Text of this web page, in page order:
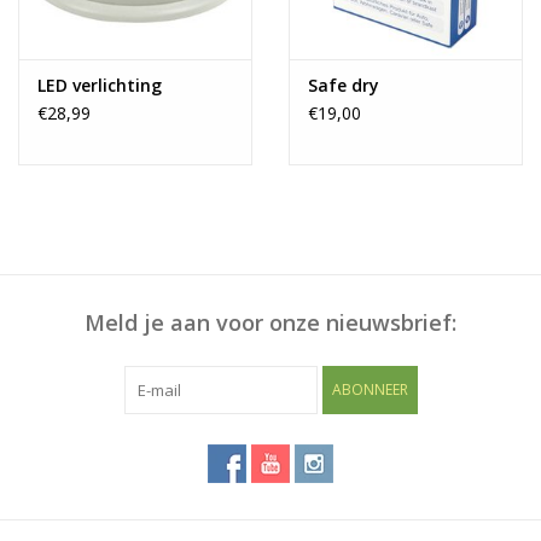
Verankeringsmateriaal:
2 keilbouten voor stenen/
LED verlichting
€28,99
Safe dry
€19,00
Meld je aan voor onze nieuwsbrief:
ABONNEER